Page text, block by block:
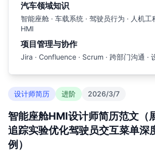
汽车领域知识
智能座舱 · 车载系统 · 驾驶员行为 · 人机工
HMI
项目管理与协作
Jira · Confluence · Scrum · 跨部门沟通 ·
设计师简历 进阶 2026/3/7
智能座舱HMI设计师简历范文（
追踪实验优化驾驶员交互菜单深
例）